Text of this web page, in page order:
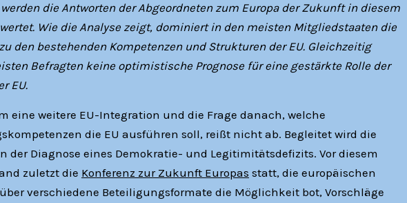
werden die Antworten der Abgeordneten zum Europa der Zukunft in diesem
Wie die Analyse zeigt, dominiert in den meisten Mitgliedstaaten die
den bestehenden Kompetenzen und Strukturen der EU. Gleichzeitig
Befragten keine optimistische Prognose für eine gestärkte Rolle der
EU.
eine weitere EU-Integration und die Frage danach, welche
die EU ausführen soll, reißt nicht ab. Begleitet wird die
der Diagnose eines Demokratie- und Legitimitätsdefizits. Vor diesem
zuletzt die Konferenz zur Zukunft Europas statt, die europäischen
verschiedene Beteiligungsformate die Möglichkeit bot, Vorschläge